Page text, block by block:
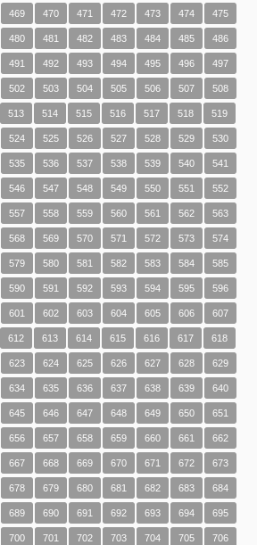
469 470 471 472 473 474 475
480 481 482 483 484 485 486
491 492 493 494 495 496 497
502 503 504 505 506 507 508
513 514 515 516 517 518 519
524 525 526 527 528 529 530
535 536 537 538 539 540 541
546 547 548 549 550 551 552
557 558 559 560 561 562 563
568 569 570 571 572 573 574
579 580 581 582 583 584 585
590 591 592 593 594 595 596
601 602 603 604 605 606 607
612 613 614 615 616 617 618
623 624 625 626 627 628 629
634 635 636 637 638 639 640
645 646 647 648 649 650 651
656 657 658 659 660 661 662
667 668 669 670 671 672 673
678 679 680 681 682 683 684
689 690 691 692 693 694 695
700 701 702 703 704 705 706